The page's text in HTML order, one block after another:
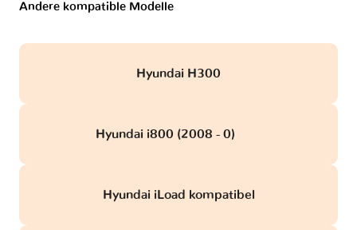
Andere kompatible Modelle
Hyundai H300
Hyundai i800 (2008 - 0)
Hyundai iLoad kompatibel